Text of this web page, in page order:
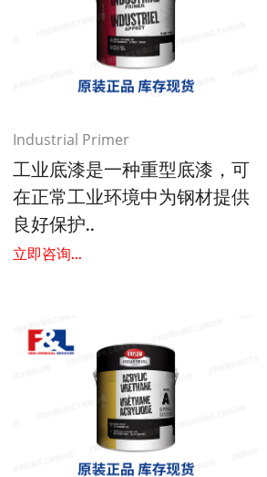
Industrial Primer
工业底漆是一种重型底漆，可
在正常工业环境中为钢材提供
良好保护..
立即咨询...